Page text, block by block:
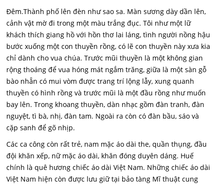
Đêm.Thành phố lên đèn như sao sa. Màn sương dày dần lên,
cảnh vật mờ đi trong một màu trắng đục. Tôi như một lữ
khách thích giang hồ với hồn thơ lai láng, tình người nồng hậu
bước xuống một con thuyền rồng, có lẽ con thuyền này xưa kia
chỉ dành cho vua chúa. Trước mũi thuyền là một không gian
rộng thoáng để vua hóng mát ngắm trăng, giữa là một sàn gỗ
bào nhẵn có mui vòm được trang trí lộng lẫy, xung quanh
thuyền có hình rồng và trước mũi là một đầu rồng như muốn
bay lên. Trong khoang thuyền, dàn nhạc gồm đàn tranh, đàn
nguyệt, tì bà, nhị, đàn tam. Ngoài ra còn có đàn bầu, sáo và
cặp sanh để gõ nhịp.
Các ca công còn rất trẻ, nam mặc áo dài the, quần thụng, đầu
đội khăn xếp, nữ mặc áo dài, khăn đóng duyên dáng. Huế
chính là quê hương chiếc áo dài Việt Nam. Những chiếc áo dài
Việt Nam hiện còn được lưu giữ tại bảo tàng Mĩ thuật cung